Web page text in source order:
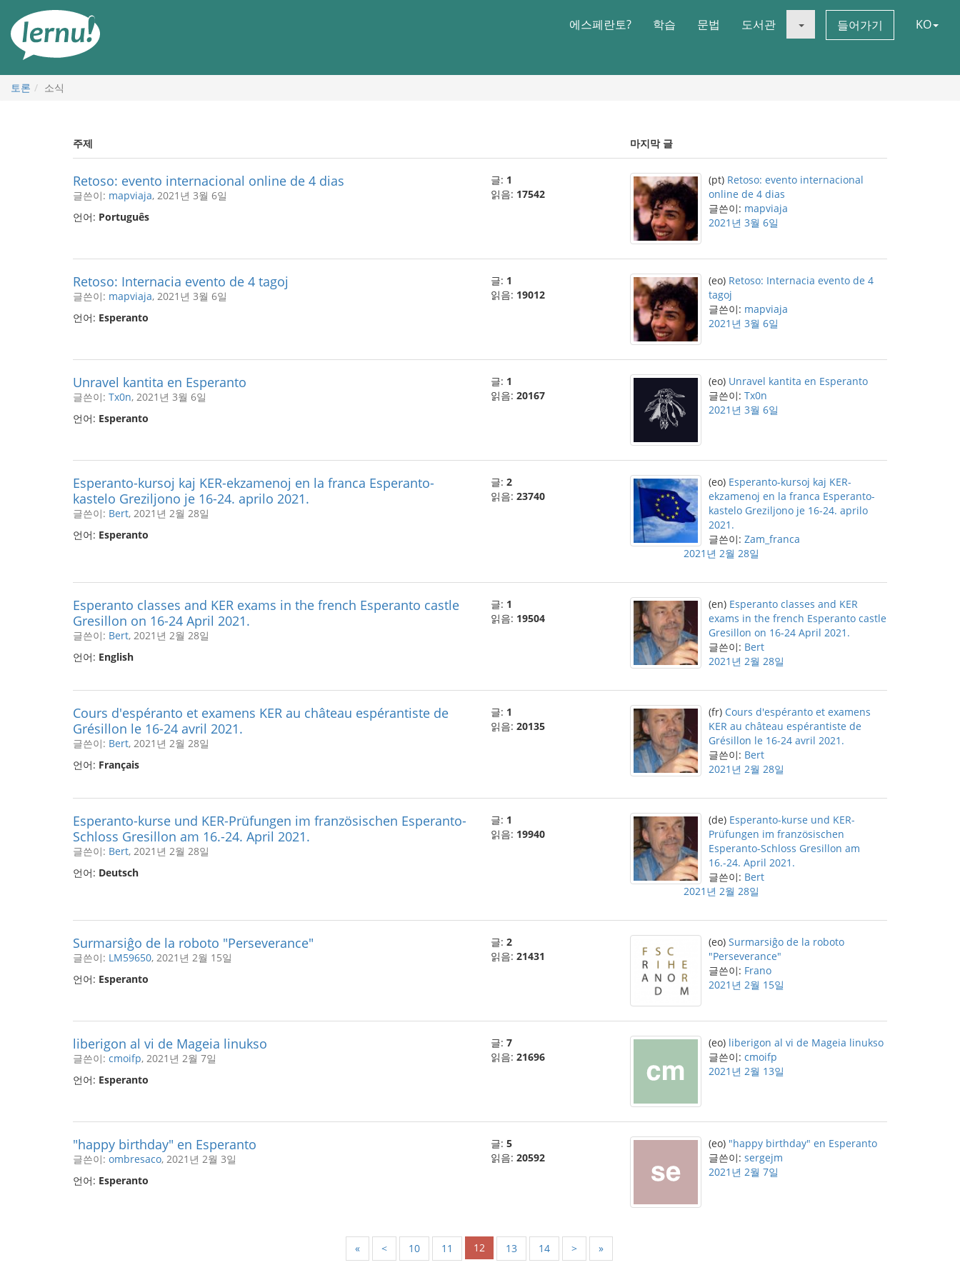
에스페란토? 학습 문법 도서관 들어가기 KO
토론 소식
주제 마지막 글
Retoso: evento internacional online de 4 dias
글쓴이: mapviaja, 2021년 3월 6일
언어: Português
글: 1
읽음: 17542
(pt) Retoso: evento internacional
online de 4 dias
글쓴이: mapviaja
2021년 3월 6일
Retoso: Internacia evento de 4 tagoj
글쓴이: mapviaja, 2021년 3월 6일
언어: Esperanto
글: 1
읽음: 19012
(eo) Retoso: Internacia evento de 4
tagoj
글쓴이: mapviaja
2021년 3월 6일
Unravel kantita en Esperanto
글쓴이: Tx0n, 2021년 3월 6일
언어: Esperanto
글: 1
읽음: 20167
(eo) Unravel kantita en Esperanto
글쓴이: Tx0n
2021년 3월 6일
Esperanto-kursoj kaj KER-ekzamenoj en la franca Esperanto-
kastelo Greziljono je 16-24. aprilo 2021.
글쓴이: Bert, 2021년 2월 28일
언어: Esperanto
글: 2
읽음: 23740
(eo) Esperanto-kursoj kaj KER-
ekzamenoj en la franca Esperanto-
kastelo Greziljono je 16-24. aprilo
2021.
글쓴이: Zam_franca
2021년 2월 28일
Esperanto classes and KER exams in the french Esperanto castle
Gresillon on 16-24 April 2021.
글쓴이: Bert, 2021년 2월 28일
언어: English
글: 1
읽음: 19504
(en) Esperanto classes and KER
exams in the french Esperanto castle
Gresillon on 16-24 April 2021.
글쓴이: Bert
2021년 2월 28일
Cours d'espéranto et examens KER au château espérantiste de
Grésillon le 16-24 avril 2021.
글쓴이: Bert, 2021년 2월 28일
언어: Français
글: 1
읽음: 20135
(fr) Cours d'espéranto et examens
KER au château espérantiste de
Grésillon le 16-24 avril 2021.
글쓴이: Bert
2021년 2월 28일
Esperanto-kurse und KER-Prüfungen im französischen Esperanto-
Schloss Gresillon am 16.-24. April 2021.
글쓴이: Bert, 2021년 2월 28일
언어: Deutsch
글: 1
읽음: 19940
(de) Esperanto-kurse und KER-
Prüfungen im französischen
Esperanto-Schloss Gresillon am
16.-24. April 2021.
글쓴이: Bert
2021년 2월 28일
Surmarsiĝo de la roboto "Perseverance"
글쓴이: LM59650, 2021년 2월 15일
언어: Esperanto
글: 2
읽음: 21431
(eo) Surmarsiĝo de la roboto
"Perseverance"
글쓴이: Frano
2021년 2월 15일
liberigon al vi de Mageia linukso
글쓴이: cmoifp, 2021년 2월 7일
언어: Esperanto
글: 7
읽음: 21696
(eo) liberigon al vi de Mageia linukso
글쓴이: cmoifp
2021년 2월 13일
"happy birthday" en Esperanto
글쓴이: ombresaco, 2021년 2월 3일
언어: Esperanto
글: 5
읽음: 20592
(eo) "happy birthday" en Esperanto
글쓴이: sergejm
2021년 2월 7일
« < 10 11 12 13 14 > »